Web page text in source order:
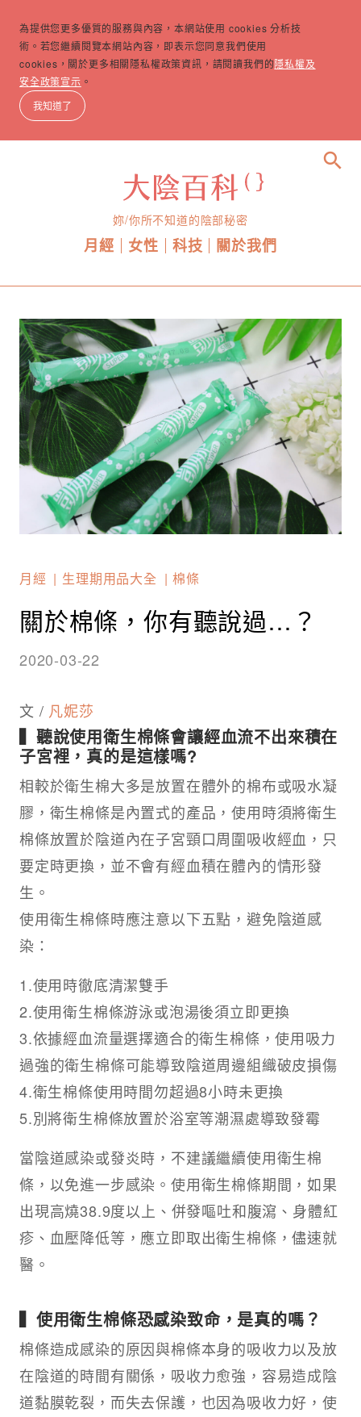
為提供您更多優質的服務與內容，本網站使用 cookies 分析技
術。若您繼續閱覽本網站內容，即表示您同意我們使用
cookies，關於更多相關隱私權政策資訊，請閱讀我們的隱私權及
安全政策宣示 。
我知道了
妳/你所不知道的陰部秘密
月經 女性 科技 關於我們
search
月經 生理期用品大全 棉條
關於棉條，你有聽說過…？
2020-03-22
文 / 凡妮莎
▍聽說使用衛生棉條會讓經血流不出來積在
子宮裡，真的是這樣嗎?
相較於衛生棉大多是放置在體外的棉布或吸水凝
膠，衛生棉條是內置式的產品，使用時須將衛生
棉條放置於陰道內在子宮頸口周圍吸收經血，只
要定時更換，並不會有經血積在體內的情形發
生。
使用衛生棉條時應注意以下五點，避免陰道感
染：
1.使用時徹底清潔雙手
2.使用衛生棉條游泳或泡湯後須立即更換
3.依據經血流量選擇適合的衛生棉條，使用吸力
過強的衛生棉條可能導致陰道周邊組織破皮損傷
4.衛生棉條使用時間勿超過8小時未更換
5.別將衛生棉條放置於浴室等潮濕處導致發霉
當陰道感染或發炎時，不建議繼續使用衛生棉
條，以免進一步感染。使用衛生棉條期間，如果
出現高燒38.9度以上、併發嘔吐和腹瀉、身體紅
疹、血壓降低等，應立即取出衛生棉條，儘速就
醫。
▍使用衛生棉條恐感染致命，是真的嗎？
棉條造成感染的原因與棉條本身的吸收力以及放
在陰道的時間有關係，吸收力愈強，容易造成陰
道黏膜乾裂，而失去保護，也因為吸收力好，使